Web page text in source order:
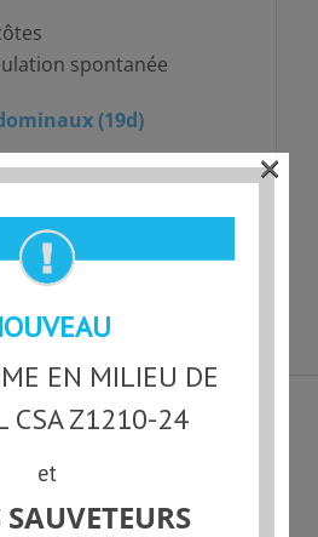
spontanée
(19d)
aiguë
EN MILIEU DE
CSA Z1210-24
et
×